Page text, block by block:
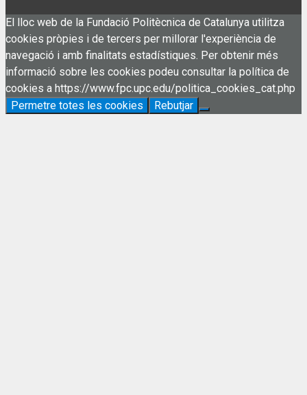
El lloc web de la Fundació Politècnica de Catalunya utilitza
cookies pròpies i de tercers per millorar l'experiència de
navegació i amb finalitats estadístiques. Per obtenir més
informació sobre les cookies podeu consultar la política de
cookies a https://www.fpc.upc.edu/politica_cookies_cat.php
Permetre totes les cookies
Rebutjar